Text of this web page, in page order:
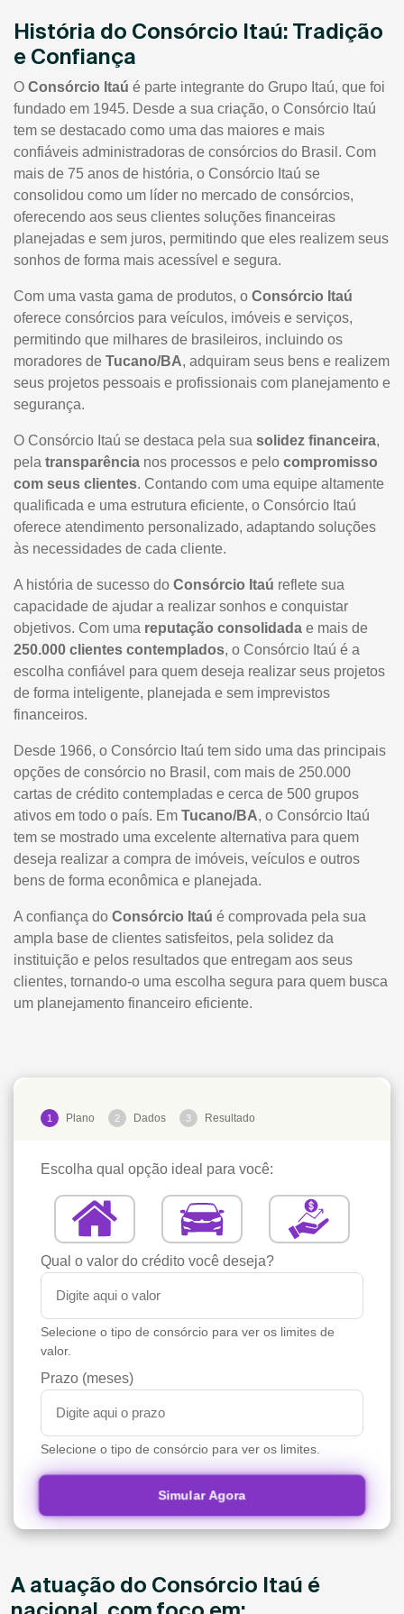
História do Consórcio Itaú: Tradição
e Confiança
O Consórcio Itaú é parte integrante do Grupo Itaú, que foi
fundado em 1945. Desde a sua criação, o Consórcio Itaú
tem se destacado como uma das maiores e mais
confiáveis administradoras de consórcios do Brasil. Com
mais de 75 anos de história, o Consórcio Itaú se
consolidou como um líder no mercado de consórcios,
oferecendo aos seus clientes soluções financeiras
planejadas e sem juros, permitindo que eles realizem seus
sonhos de forma mais acessível e segura.
Com uma vasta gama de produtos, o Consórcio Itaú
oferece consórcios para veículos, imóveis e serviços,
permitindo que milhares de brasileiros, incluindo os
moradores de Tucano/BA, adquiram seus bens e realizem
seus projetos pessoais e profissionais com planejamento e
segurança.
O Consórcio Itaú se destaca pela sua solidez financeira,
pela transparência nos processos e pelo compromisso
com seus clientes. Contando com uma equipe altamente
qualificada e uma estrutura eficiente, o Consórcio Itaú
oferece atendimento personalizado, adaptando soluções
às necessidades de cada cliente.
A história de sucesso do Consórcio Itaú reflete sua
capacidade de ajudar a realizar sonhos e conquistar
objetivos. Com uma reputação consolidada e mais de
250.000 clientes contemplados, o Consórcio Itaú é a
escolha confiável para quem deseja realizar seus projetos
de forma inteligente, planejada e sem imprevistos
financeiros.
Desde 1966, o Consórcio Itaú tem sido uma das principais
opções de consórcio no Brasil, com mais de 250.000
cartas de crédito contempladas e cerca de 500 grupos
ativos em todo o país. Em Tucano/BA, o Consórcio Itaú
tem se mostrado uma excelente alternativa para quem
deseja realizar a compra de imóveis, veículos e outros
bens de forma econômica e planejada.
A confiança do Consórcio Itaú é comprovada pela sua
ampla base de clientes satisfeitos, pela solidez da
instituição e pelos resultados que entregam aos seus
clientes, tornando-o uma escolha segura para quem busca
um planejamento financeiro eficiente.
1 Plano 2 Dados 3 Resultado
Escolha qual opção ideal para você:
Qual o valor do crédito você deseja?
Selecione o tipo de consórcio para ver os limites de
valor.
Prazo (meses)
Selecione o tipo de consórcio para ver os limites.
Simular Agora
A atuação do Consórcio Itaú é